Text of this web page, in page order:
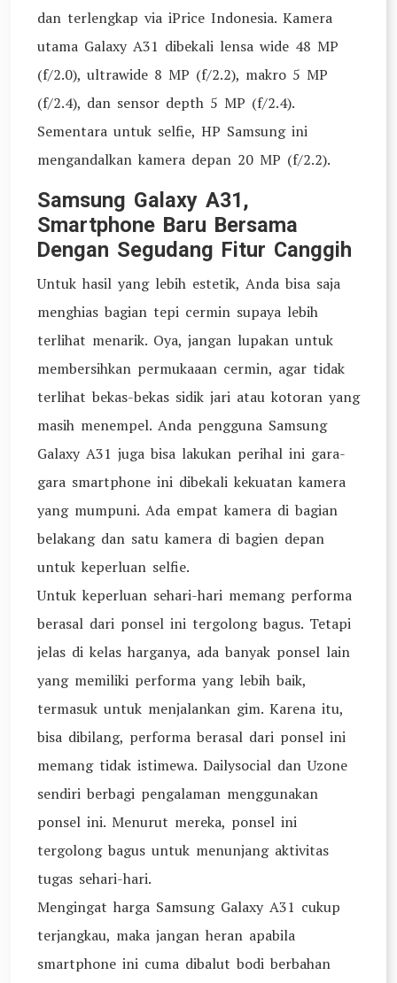
dan terlengkap via iPrice Indonesia. Kamera
utama Galaxy A31 dibekali lensa wide 48 MP
(f/2.0), ultrawide 8 MP (f/2.2), makro 5 MP
(f/2.4), dan sensor depth 5 MP (f/2.4).
Sementara untuk selfie, HP Samsung ini
mengandalkan kamera depan 20 MP (f/2.2).
Samsung Galaxy A31,
Smartphone Baru Bersama
Dengan Segudang Fitur Canggih
Untuk hasil yang lebih estetik, Anda bisa saja
menghias bagian tepi cermin supaya lebih
terlihat menarik. Oya, jangan lupakan untuk
membersihkan permukaaan cermin, agar tidak
terlihat bekas-bekas sidik jari atau kotoran yang
masih menempel. Anda pengguna Samsung
Galaxy A31 juga bisa lakukan perihal ini gara-
gara smartphone ini dibekali kekuatan kamera
yang mumpuni. Ada empat kamera di bagian
belakang dan satu kamera di bagien depan
untuk keperluan selfie.
Untuk keperluan sehari-hari memang performa
berasal dari ponsel ini tergolong bagus. Tetapi
jelas di kelas harganya, ada banyak ponsel lain
yang memiliki performa yang lebih baik,
termasuk untuk menjalankan gim. Karena itu,
bisa dibilang, performa berasal dari ponsel ini
memang tidak istimewa. Dailysocial dan Uzone
sendiri berbagi pengalaman menggunakan
ponsel ini. Menurut mereka, ponsel ini
tergolong bagus untuk menunjang aktivitas
tugas sehari-hari.
Mengingat harga Samsung Galaxy A31 cukup
terjangkau, maka jangan heran apabila
smartphone ini cuma dibalut bodi berbahan